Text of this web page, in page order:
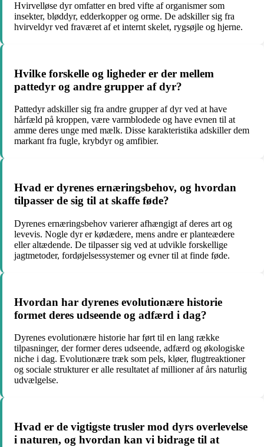
Hvirvelløse dyr omfatter en bred vifte af organismer som
insekter, bløddyr, edderkopper og orme. De adskiller sig fra
hvirveldyr ved fraværet af et internt skelet, rygsøjle og hjerne.
Hvilke forskelle og ligheder er der mellem
pattedyr og andre grupper af dyr?
Pattedyr adskiller sig fra andre grupper af dyr ved at have
hårfæld på kroppen, være varmblodede og have evnen til at
amme deres unge med mælk. Disse karakteristika adskiller dem
markant fra fugle, krybdyr og amfibier.
Hvad er dyrenes ernæringsbehov, og hvordan
tilpasser de sig til at skaffe føde?
Dyrenes ernæringsbehov varierer afhængigt af deres art og
levevis. Nogle dyr er kødædere, mens andre er planteædere
eller altædende. De tilpasser sig ved at udvikle forskellige
jagtmetoder, fordøjelsessystemer og evner til at finde føde.
Hvordan har dyrenes evolutionære historie
formet deres udseende og adfærd i dag?
Dyrenes evolutionære historie har ført til en lang række
tilpasninger, der former deres udseende, adfærd og økologiske
niche i dag. Evolutionære træk som pels, kløer, flugtreaktioner
og sociale strukturer er alle resultatet af millioner af års naturlig
udvælgelse.
Hvad er de vigtigste trusler mod dyrs overlevelse
i naturen, og hvordan kan vi bidrage til at